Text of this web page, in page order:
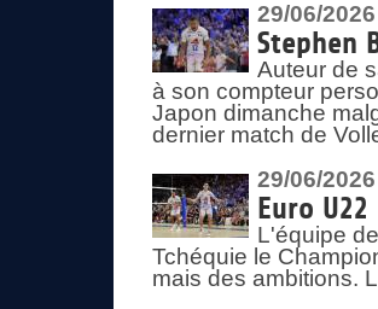
29/06/2026
Stephen
Auteur de
à son compteur
Japon dimanche
dernier match de
29/06/2026
Euro
L'équipe
Tchéquie le
mais des ambitions.